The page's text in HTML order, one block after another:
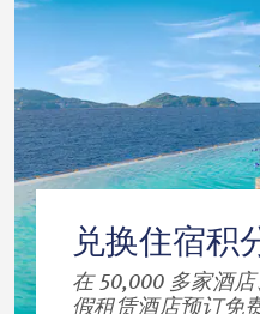
兑换住宿积
在 50,000 多家酒
假租赁酒店预订免